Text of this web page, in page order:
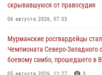
скрывавшуюся от правосудия
06 августа 2026, 07:53
Мурманские росгвардейцы
Чемпионата Северо-Западного
боевому самбо, прошедшего в
05 августа 2026, 11:27 3